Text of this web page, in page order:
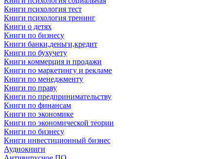
Книги психология тест
Книги психология тренинг
Книги о детях
Книги по бизнесу
Книги банки,деньги,кредит
Книги по бухучету
Книги коммерция и продажи
Книги по маркетингу и рекламе
Книги по менеджменту
Книги по праву
Книги по предпринимательству
Книги по финансам
Книги по экономике
Книги по экономической теории
Книги по бизнесу
Книги инвестиционный бизнес
Аудиокниги